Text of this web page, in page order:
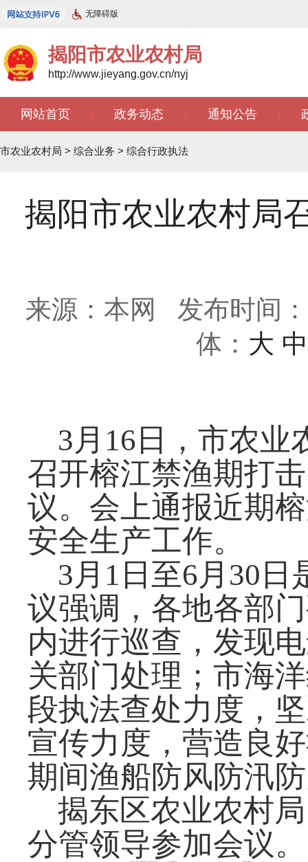
无障碍版
揭阳市农业农村局
http://www.jieyang.gov.cn/nyj
网站首页 政务动态 通知公告
市农业农村局 > 综合业务 > 综合行政执法
揭阳市农业农村局
来源：本网
发布时间
体： 大 中
3月16日，市农业
召开榕江禁渔期打
议。会上通报近期
安全生产工作。
3月1日至6月30日
议强调，各地各部
内进行巡查，发现
关部门处理；市海
段执法查处力度，
宣传力度，营造良
期间渔船防风防汛
揭东区农业农村
分管领导参加会议。